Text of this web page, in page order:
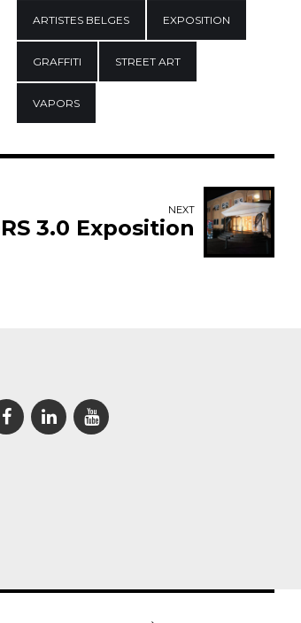
ARTISTES BELGES EXPOSITION
GRAFFITI STREET ART
VAPORS
NEXT
3.0 Exposition